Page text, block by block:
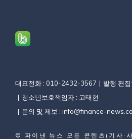
대표전화 : 010-2432-3567
발행·편
청소년보호책임자 : 고태현
문의 및 제보 : info@finance-
© 파이낸 뉴스 모든 콘텐츠(기사·